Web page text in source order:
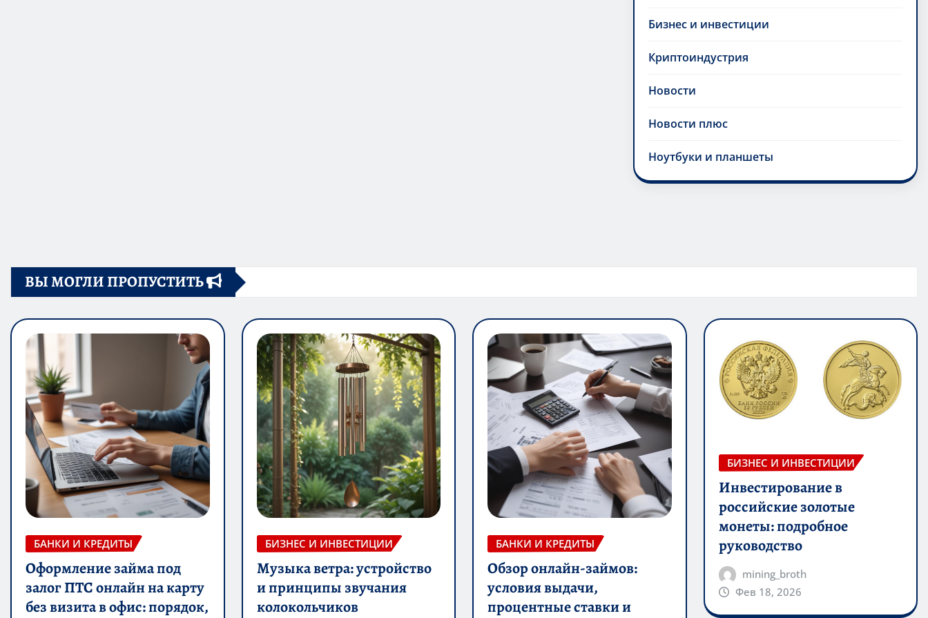
Бизнес и инвестиции
Криптоиндустрия
Новости
Новости плюс
Ноутбуки и планшеты
ВЫ МОГЛИ ПРОПУСТИТЬ
БАНКИ И КРЕДИТЫ
Оформление займа под
залог ПТС онлайн на карту
без визита в офис: порядок,
БИЗНЕС И ИНВЕСТИЦИИ
Музыка ветра: устройство
и принципы звучания
колокольчиков
БАНКИ И КРЕДИТЫ
Обзор онлайн-займов:
условия выдачи,
процентные ставки и
БИЗНЕС И ИНВЕСТИЦИИ
Инвестирование в
российские золотые
монеты: подробное
руководство
mining_broth
Фев 18, 2026